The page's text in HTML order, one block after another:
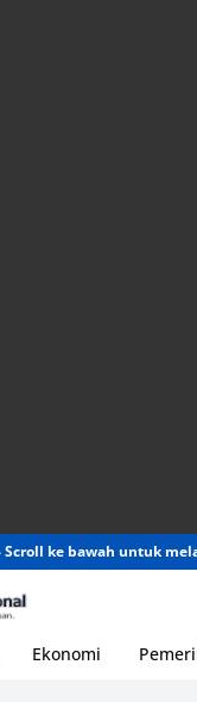
Scroll ke bawah untuk
Ekonomi